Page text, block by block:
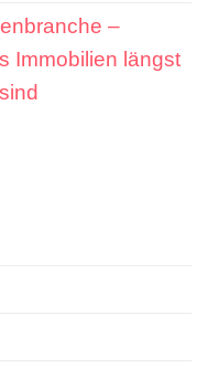
–
Immobilien längst